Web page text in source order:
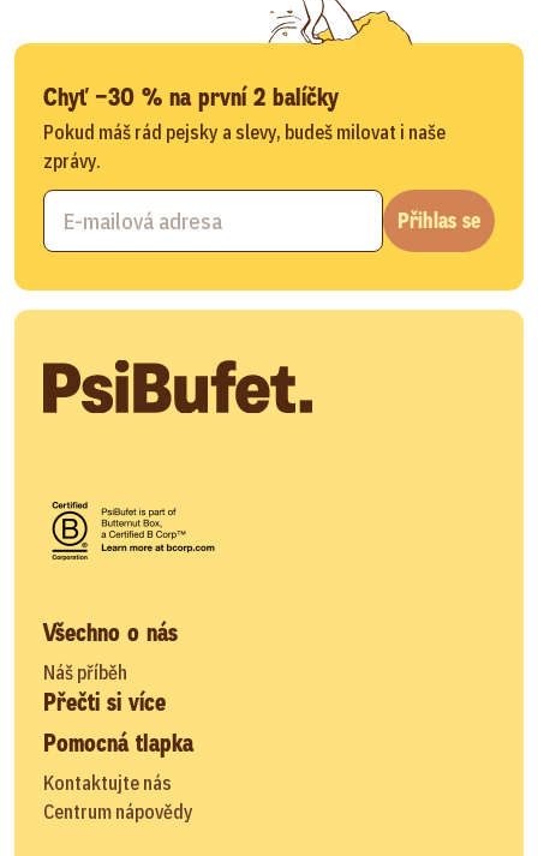
Chyť −30 % na první 2 balíčky
Pokud máš rád pejsky a slevy, budeš milovat i naše
zprávy.
Přihlas se
Všechno o nás
Náš příběh
Přečti si více
Pomocná tlapka
Kontaktujte nás
Centrum nápovědy